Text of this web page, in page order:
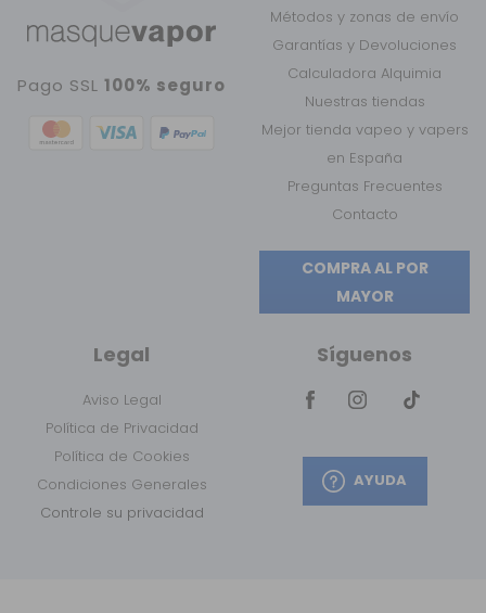
Pago SSL100% seguro
Métodos y zonas de envío
Garantías y Devoluciones
Calculadora Alquimia
Nuestras tiendas
Mejor tienda vapeo y vapers
en España
Preguntas Frecuentes
Contacto
COMPRA AL POR
MAYOR
Legal
Aviso Legal
Política de Privacidad
Política de Cookies
Condiciones Generales
Controle su privacidad
Síguenos
AYUDA